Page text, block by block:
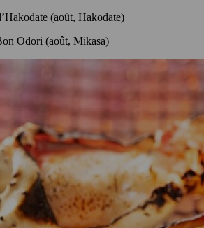
(août, Hakodate)
Odori (août, Mikasa)